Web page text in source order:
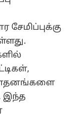
இந்த